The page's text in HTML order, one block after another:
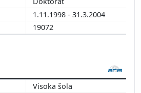
1.11.1998 - 31.3.2004
19072
Visoka šola